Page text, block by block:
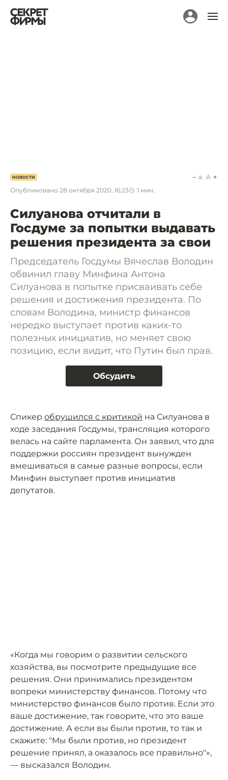
НОВОСТИ
Опубликовано 28 октября 2020, 16:23 1 мин.
a A
Силуанова отчитали в
Госдуме за попытки выдавать
решения президента за свои
Председатель Госдумы Вячеслав Володин
обвинил главу Минфина Антона
Силуанова в попытке присваивать себе
решения и достижения президента. По
словам Володина, министр финансов
нередко выступает против каких-то
полезных инициатив, но меняет свою
позицию, если видит, что Путин был прав.
Обсудить
Спикер обрушился с критикой на Силуанова в
ходе заседания Госдумы, трансляция которого
велась на сайте парламента. Он заявил, что для
поддержки россиян президент вынужден
вмешиваться в самые разные вопросы, если
Минфин выступает против инициатив
депутатов.
«Когда мы говорим о развитии сельского
хозяйства, вы посмотрите предыдущие все
решения. Они принимались президентом
вопреки министерству финансов. Потому что
министерство финансов было против. Если это
ваше достижение, так говорите, что это ваше
достижение. А если вы были против, то так и
скажите: "Мы были против, но президент
решение принял, а оказалось все правильно"»,
— высказался Володин.